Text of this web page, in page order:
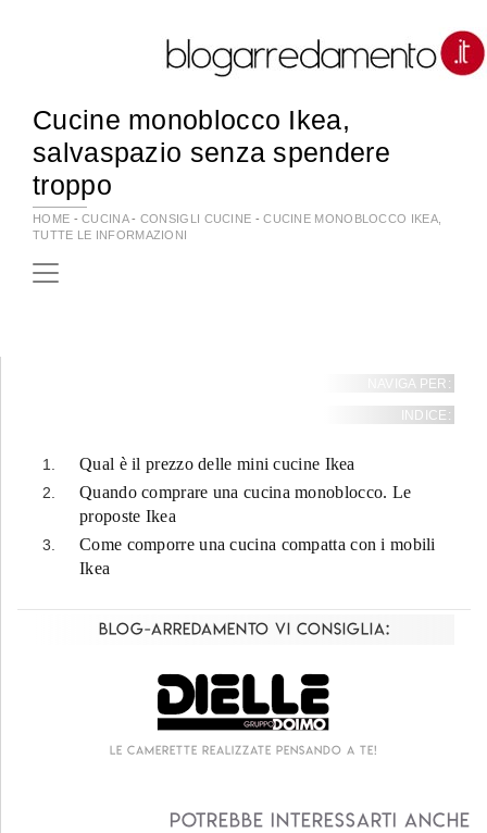
Cucine monoblocco Ikea,
salvaspazio senza spendere
troppo
HOME -CUCINA- CONSIGLI CUCINE -CUCINE MONOBLOCCO IKEA,
TUTTE LE INFORMAZIONI
NAVIGA PER:
INDICE:
Qual è il prezzo delle mini cucine Ikea
Quando comprare una cucina monoblocco. Le
proposte Ikea
Come comporre una cucina compatta con i mobili
Ikea
Blog-Arredamento vi consiglia:
Le camerette realizzate pensando a te!
Potrebbe interessarti anche